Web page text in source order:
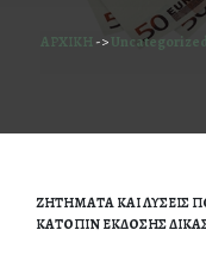
ΑΡΧΙΚΗ->Uncategorized
ΖΗΤΗΜΑΤΑ ΚΑΙ ΛΥΣΕΙΣ
ΚΑΤΟΠΙΝ ΕΚΔΟΣΗΣ